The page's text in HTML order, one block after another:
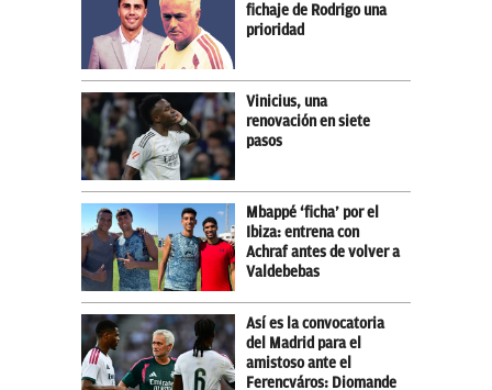
fichaje de Rodrigo una
prioridad
Vinicius, una
renovación en siete
pasos
Mbappé ‘ficha’ por el
Ibiza: entrena con
Achraf antes de volver a
Valdebebas
Así es la convocatoria
del Madrid para el
amistoso ante el
Ferencváros: Diomande